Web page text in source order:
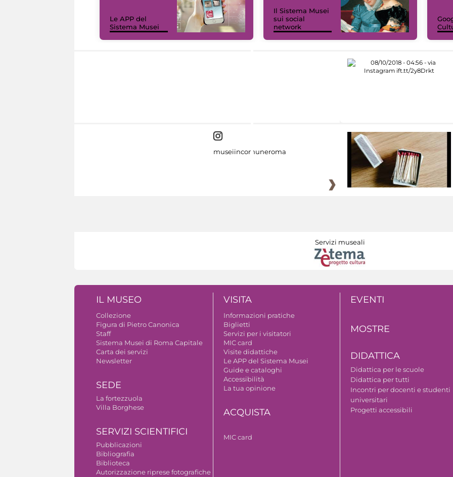
Le APP del
Sistema Musei
Il Sistema Musei
sui social
network
museiincomuneroma
Servizi museali
IL MUSEO
Collezione
Figura di Pietro Canonica
Staff
Sistema Musei di Roma Capitale
Carta dei servizi
Newsletter
SEDE
La fortezzuola
Villa Borghese
SERVIZI SCIENTIFICI
Pubblicazioni
Bibliografia
Biblioteca
Autorizzazione riprese fotografiche
VISITA
Informazioni pratiche
Biglietti
Servizi per i visitatori
MIC card
Visite didattiche
Le APP del Sistema Musei
Guide e cataloghi
Accessibilità
La tua opinione
ACQUISTA
MIC card
EVENTI
MOSTRE
DIDATTICA
Didattica per le scuole
Didattica per tutti
Incontri per docenti e studenti
universitari
Progetti accessibili